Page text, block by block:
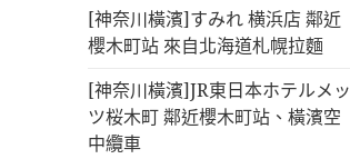
[神奈川橫濱]すみれ 横浜店 鄰近
櫻木町站 來自北海道札幌拉麵
[神奈川橫濱]JR東日本ホテルメッ
ツ桜木町 鄰近櫻木町站、橫濱空
中纜車